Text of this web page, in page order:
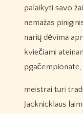
palaikyti savo
nemažas
narių dėvima
kviečiami
meistrai turi
Jacknicklaus